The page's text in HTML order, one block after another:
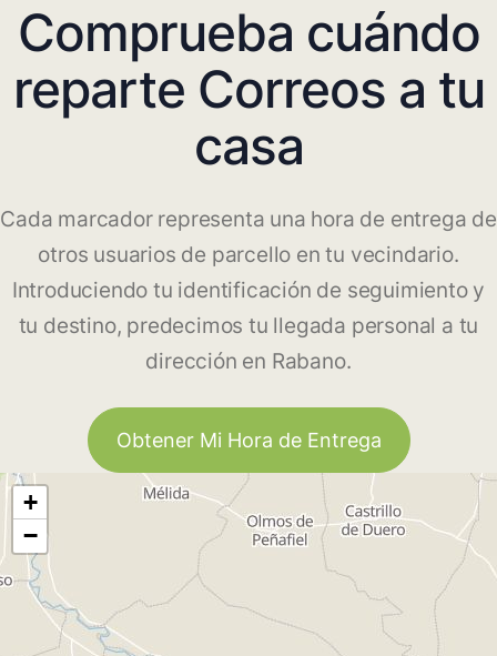
Comprueba cuándo
reparte Correos a tu
casa
Cada marcador representa una hora de entrega de
otros usuarios de parcello en tu vecindario.
Introduciendo tu identificación de seguimiento y
tu destino, predecimos tu llegada personal a tu
dirección en Rabano.
Obtener Mi Hora de Entrega
+
−